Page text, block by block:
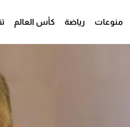
منوعات رياضة كأس العالم